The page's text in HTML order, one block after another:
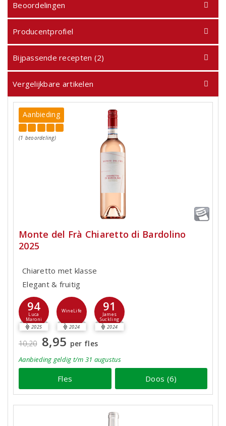
Beoordelingen
Producentprofiel
Bijpassende recepten (2)
Vergelijkbare artikelen
Aanbieding
(1 beoordeling)
Monte del Frà Chiaretto di Bardolino
2025
Chiaretto met klasse
Elegant & fruitig
94
Luca
Maroni
2025
WineLife
2024
91
James
Suckling
2024
10,20 8,95 per fles
Aanbieding geldig t/m 31 augustus
Fles Doos (6)